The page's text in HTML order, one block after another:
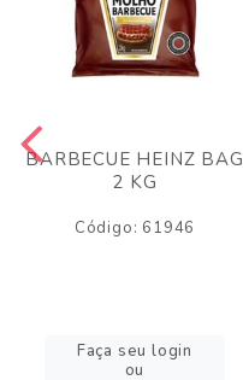
BARBECUE HEINZ BAG
2 KG
Código: 61946
Faça seu login
ou